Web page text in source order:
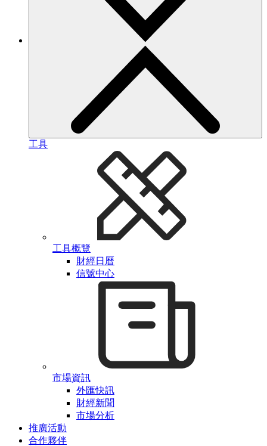
工具
工具概覽
財經日曆
信號中心
市場資訊
外匯快訊
財經新聞
市場分析
推廣活動
合作夥伴